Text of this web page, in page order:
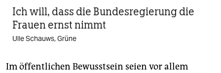
Ich will, dass die Bundesregierung die
Frauen ernst nimmt
Ulle Schauws, Grüne
Im öffentlichen Bewusstsein seien vor allem